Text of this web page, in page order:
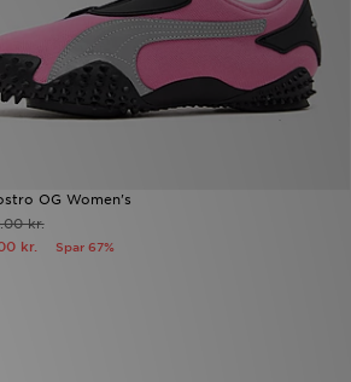
OG Women's
kr.
kr. Spar 67%